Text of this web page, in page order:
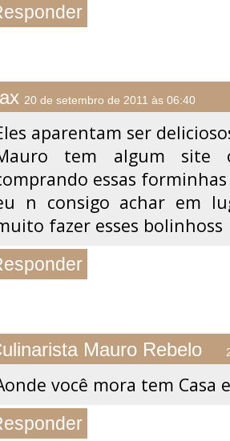
20 de setembro de 2011 às 06:40
aparentam ser
tem algum site
essas forminhas
n consigo achar em
fazer esses bolinhoss
Mauro Rebelo
você mora tem Casa